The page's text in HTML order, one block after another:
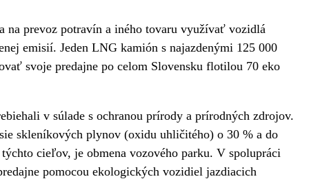
prevoz potravín a iného tovaru využívať vozidlá
emisií. Jeden LNG kamión s najazdenými 125 000
svoje predajne po celom Slovensku flotilou 70 eko
v súlade s ochranou prírody a prírodných zdrojov.
skleníkových plynov (oxidu uhličitého) o 30 % a do
cieľov, je obmena vozového parku. V spolupráci
pomocou ekologických vozidiel jazdiacich